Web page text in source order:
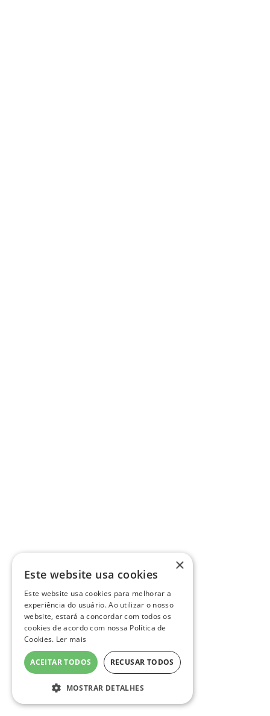
×
Este website usa cookies
Este website usa cookies para melhorar a
experiência do usuário. Ao utilizar o nosso
website, estará a concordar com todos os
cookies de acordo com nossa Política de
Cookies. Ler mais
ACEITAR TODOS RECUSAR TODOS
MOSTRAR DETALHES